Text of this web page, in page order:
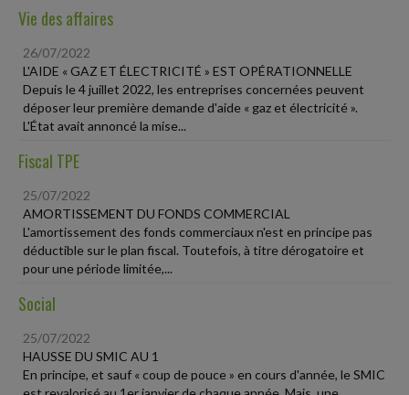
Vie des affaires
26/07/2022
L'AIDE « GAZ ET ÉLECTRICITÉ » EST OPÉRATIONNELLE
Depuis le 4 juillet 2022, les entreprises concernées peuvent
déposer leur première demande d'aide « gaz et électricité ».
L'État avait annoncé la mise...
Fiscal TPE
25/07/2022
AMORTISSEMENT DU FONDS COMMERCIAL
L'amortissement des fonds commerciaux n'est en principe pas
déductible sur le plan fiscal. Toutefois, à titre dérogatoire et
pour une période limitée,...
Social
25/07/2022
HAUSSE DU SMIC AU 1
En principe, et sauf « coup de pouce » en cours d'année, le SMIC